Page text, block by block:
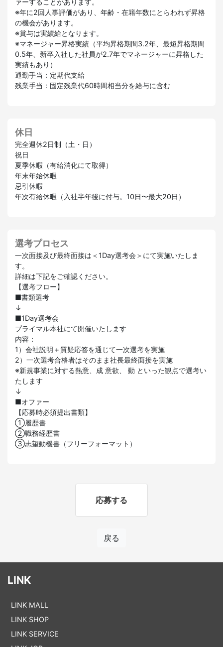
※年に2回人事評価があり、年齢・在籍年数にとらわれず昇格
の機会があります。
※賞与は実績給となります。
※マネージャー昇格実績（平均昇格期間3.2年、最短昇格期間
0.5年、新卒入社した社員が2.7年でマネージャーに昇格した
実績もあり）
通勤手当：定期代支給
残業手当：固定残業代60時間相当分を給与に含む
休日
完全週休2日制（土・日）
祝日
夏季休暇（有給消化にて取得）
年末年始休暇
忌引休暇
年次有給休暇（入社半年後に付与。10日〜最大20日）
選考プロセス
一次面接及び最終面接は＜1Day選考会＞にて実施いたしま
す。
詳細は下記をご確認ください。
【選考フロー】
■書類選考
↓
■1Day選考会
プライマル本社にて開催いたします
内容：
1）会社説明＋質疑応答を通じて一次選考を実施
2）一次選考合格者はそのまま社長最終面接を実施
※新規事業に対する熱意、成 意欲、 動 といった観点で選考い
たします
↓
■オファー
【応募時必須提出書類】
①履歴書
②職務経歴書
③志望動機書（フリーフォーマット）
応募する
戻る
LINK
LINK MALL
LINK SHOP
LINK SERVICE